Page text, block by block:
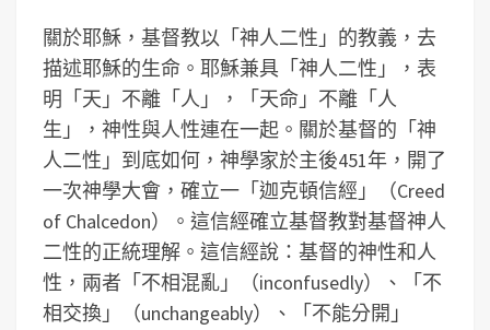
關於耶穌，基督教以「神人二性」的教義，去
描述耶穌的生命。耶穌兼具「神人二性」，表
明「天」不離「人」，「天命」不離「人
生」，神性與人性連在一起。關於基督的「神
人二性」到底如何，神學家於主後451年，開了
一次神學大會，確立一「迦克頓信經」（Creed
of Chalcedon）。這信經確立基督教對基督神人
二性的正統理解。這信經說：基督的神性和人
性，兩者「不相混亂」（inconfusedly）、「不
相交換」（unchangeably）、「不能分開」